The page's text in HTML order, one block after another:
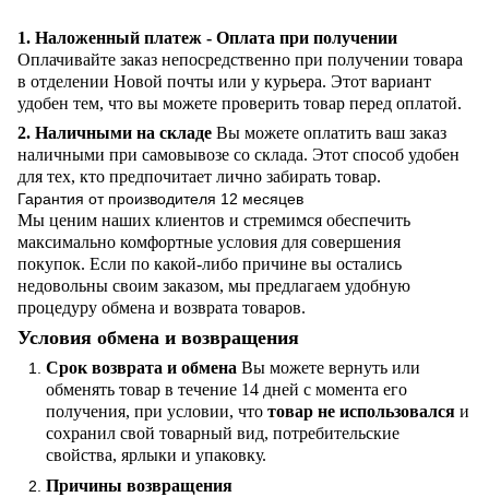
1. Наложенный платеж - Оплата при получении
Оплачивайте заказ непосредственно при получении товара
в отделении Новой почты или у курьера. Этот вариант
удобен тем, что вы можете проверить товар перед оплатой.
2. Наличными на складе Вы можете оплатить ваш заказ
наличными при самовывозе со склада. Этот способ удобен
для тех, кто предпочитает лично забирать товар.
Гарантия от производителя 12 месяцев
Мы ценим наших клиентов и стремимся обеспечить
максимально комфортные условия для совершения
покупок. Если по какой-либо причине вы остались
недовольны своим заказом, мы предлагаем удобную
процедуру обмена и возврата товаров.
Условия обмена и возвращения
Срок возврата и обмена Вы можете вернуть или
обменять товар в течение 14 дней с момента его
получения, при условии, что товар не использовался и
сохранил свой товарный вид, потребительские
свойства, ярлыки и упаковку.
Причины возвращения